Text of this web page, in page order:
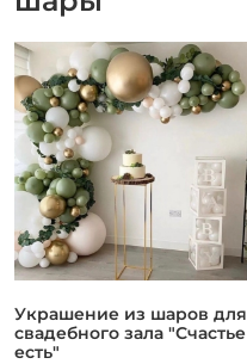
Украшение из шаров для
свадебного зала "Счастье
есть"